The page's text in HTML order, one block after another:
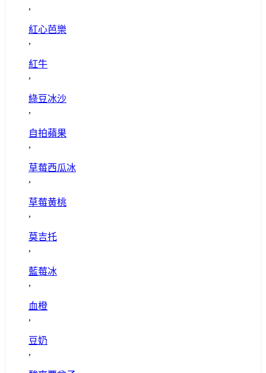
,
紅心芭樂
,
紅牛
,
綠豆冰沙
,
自拍蘋果
,
草莓西瓜冰
,
草莓黄桃
,
莫吉托
,
藍莓冰
,
血橙
,
豆奶
,